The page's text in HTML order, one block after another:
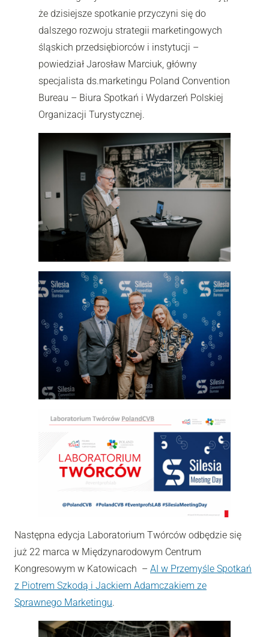
że dzisiejsze spotkanie przyczyni się do
dalszego rozwoju strategii marketingowych
śląskich przedsiębiorców i instytucji –
powiedział Jarosław Marciuk, główny
specjalista ds.marketingu Poland Convention
Bureau – Biura Spotkań i Wydarzeń Polskiej
Organizacji Turystycznej.
Następna edycja Laboratorium Twórców odbędzie się
już 22 marca w Międzynarodowym Centrum
Kongresowym w Katowicach – AI w Przemyśle Spotkań
z Piotrem Szkodą i Jackiem Adamczakiem ze
Sprawnego Marketingu.